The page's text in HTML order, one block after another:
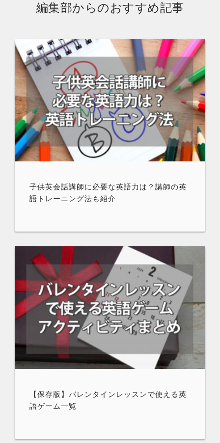
編集部からのおすすめ記事
子供英会話講師に必要な英語力は？講師の英
語トレーニング法も紹介
【保存版】バレンタインレッスンで使える英
語ゲーム一覧